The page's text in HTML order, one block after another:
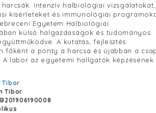
harcsák. Intenzív halbiológiai vizsgálatokat,
kísérleteket és immunológiai
Egyetem Halbiológiai
külső halgazdaságok és tudományos
A kutatás, fejlesztés
főként a ponty a harcsa és újabban a
A labor az egyetemi hallgatók képzésének
Tibor
Tibor